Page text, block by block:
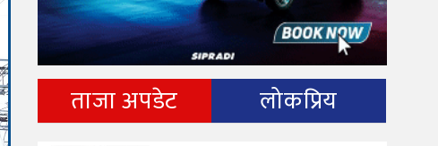
ताजा अपडेट लोकप्रिय